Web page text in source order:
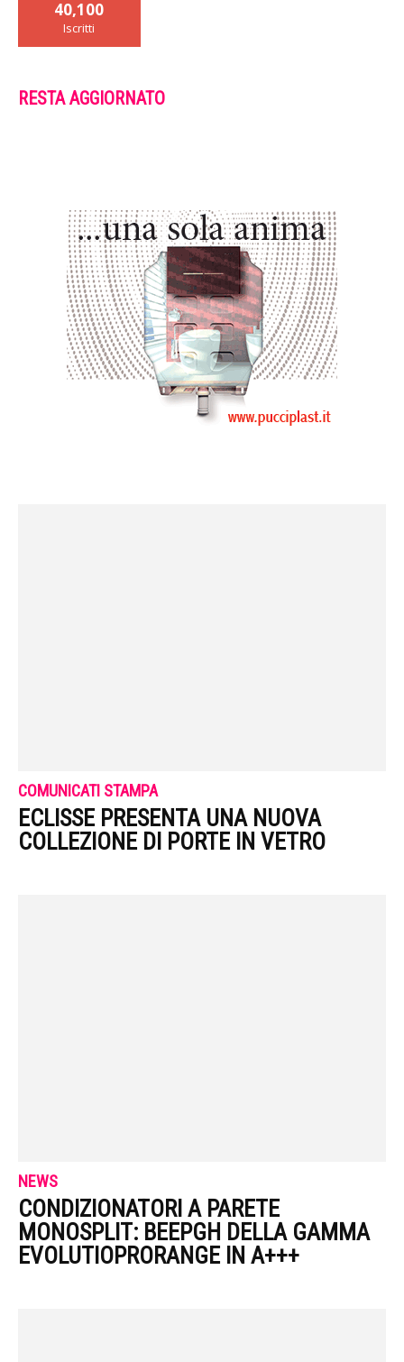
40,100
Iscritti
RESTA AGGIORNATO
COMUNICATI STAMPA
ECLISSE PRESENTA UNA NUOVA
COLLEZIONE DI PORTE IN VETRO
NEWS
CONDIZIONATORI A PARETE
MONOSPLIT: BEEPGH DELLA GAMMA
EVOLUTIOPRORANGE IN A+++